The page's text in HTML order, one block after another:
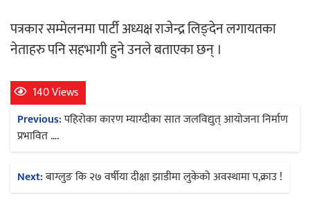
चलचित्र ‘माया भनेकै यस्तो होला’को शीर्ष गीत
सार्वजनिक
पत्रकार सम्मेलनमा पार्टी अध्यक्ष राजेन्द्र लिङ्देन लगायतका
नेताहरु पनि सहभागी हुने उनले बताएका छन् ।
140 Views
Post
navigation
Previous:पहिरोका कारण म्याग्दीका सात जलविद्युत् आयोजना निर्माण
प्रभावित ….
Next:बाग्लुङ कि २७ वर्षीया दीक्षा झाडीमा लुकेको अवस्थामा प,क्राउ !